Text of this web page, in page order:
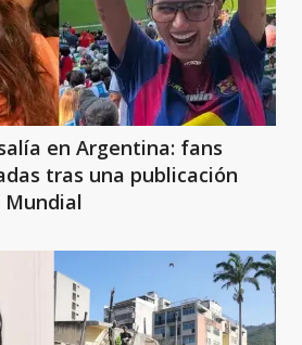
en Argentina: fans
tras una publicación